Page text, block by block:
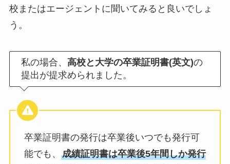
校またはエージェントに聞いてみると良いでしょ
う。
私の場合、高校と大学の卒業証明書(英文)の
提出が提求められました。
卒業証明書の発行は卒業後いつでも発行可
能でも、 成績証明書は卒業後5年間しか発行